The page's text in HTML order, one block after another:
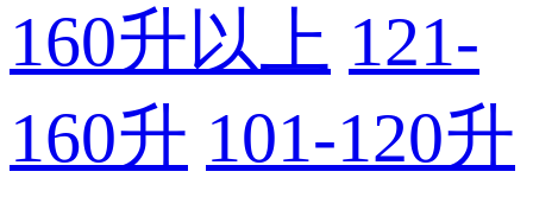
160升以上 121-
160升 101-120升